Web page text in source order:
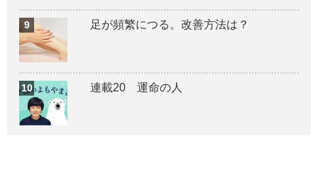
足が頻繁につる。改善方法は？
連載20 運命の人